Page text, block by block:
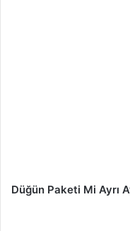
Düğün Paketi Mi Ayrı